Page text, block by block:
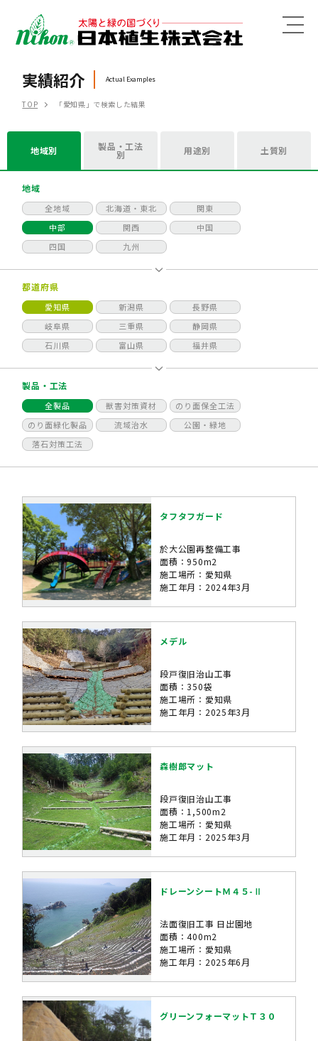
MENU
実績紹介 Actual Examples
TOP 「愛知県」で検索した結果
地域別 製品・工法
別 用途別 土質別
地域
全地域 北海道・東北
関東
中部
関西
中国
四国
九州
都道府県
愛知県 新潟県
長野県
岐阜県
三重県
静岡県
石川県
富山県 福井県
製品・工法
全製品 獣害対策資材
のり面保全工法
のり面緑化製品
流域治水
公園・緑地
落石対策工法
タフタフガード
於大公園再整備工事
面積：950m2
施工場所：愛知県
施工年月：2024年3月
メデル
段戸復旧治山工事
面積：350袋
施工場所：愛知県
施工年月：2025年3月
森樹郎マット
段戸復旧治山工事
面積：1,500m2
施工場所：愛知県
施工年月：2025年3月
ドレーンシートＭ４５-Ⅱ
法面復旧工事 日出園地
面積：400m2
施工場所：愛知県
施工年月：2025年6月
グリーンフォーマットＴ３０